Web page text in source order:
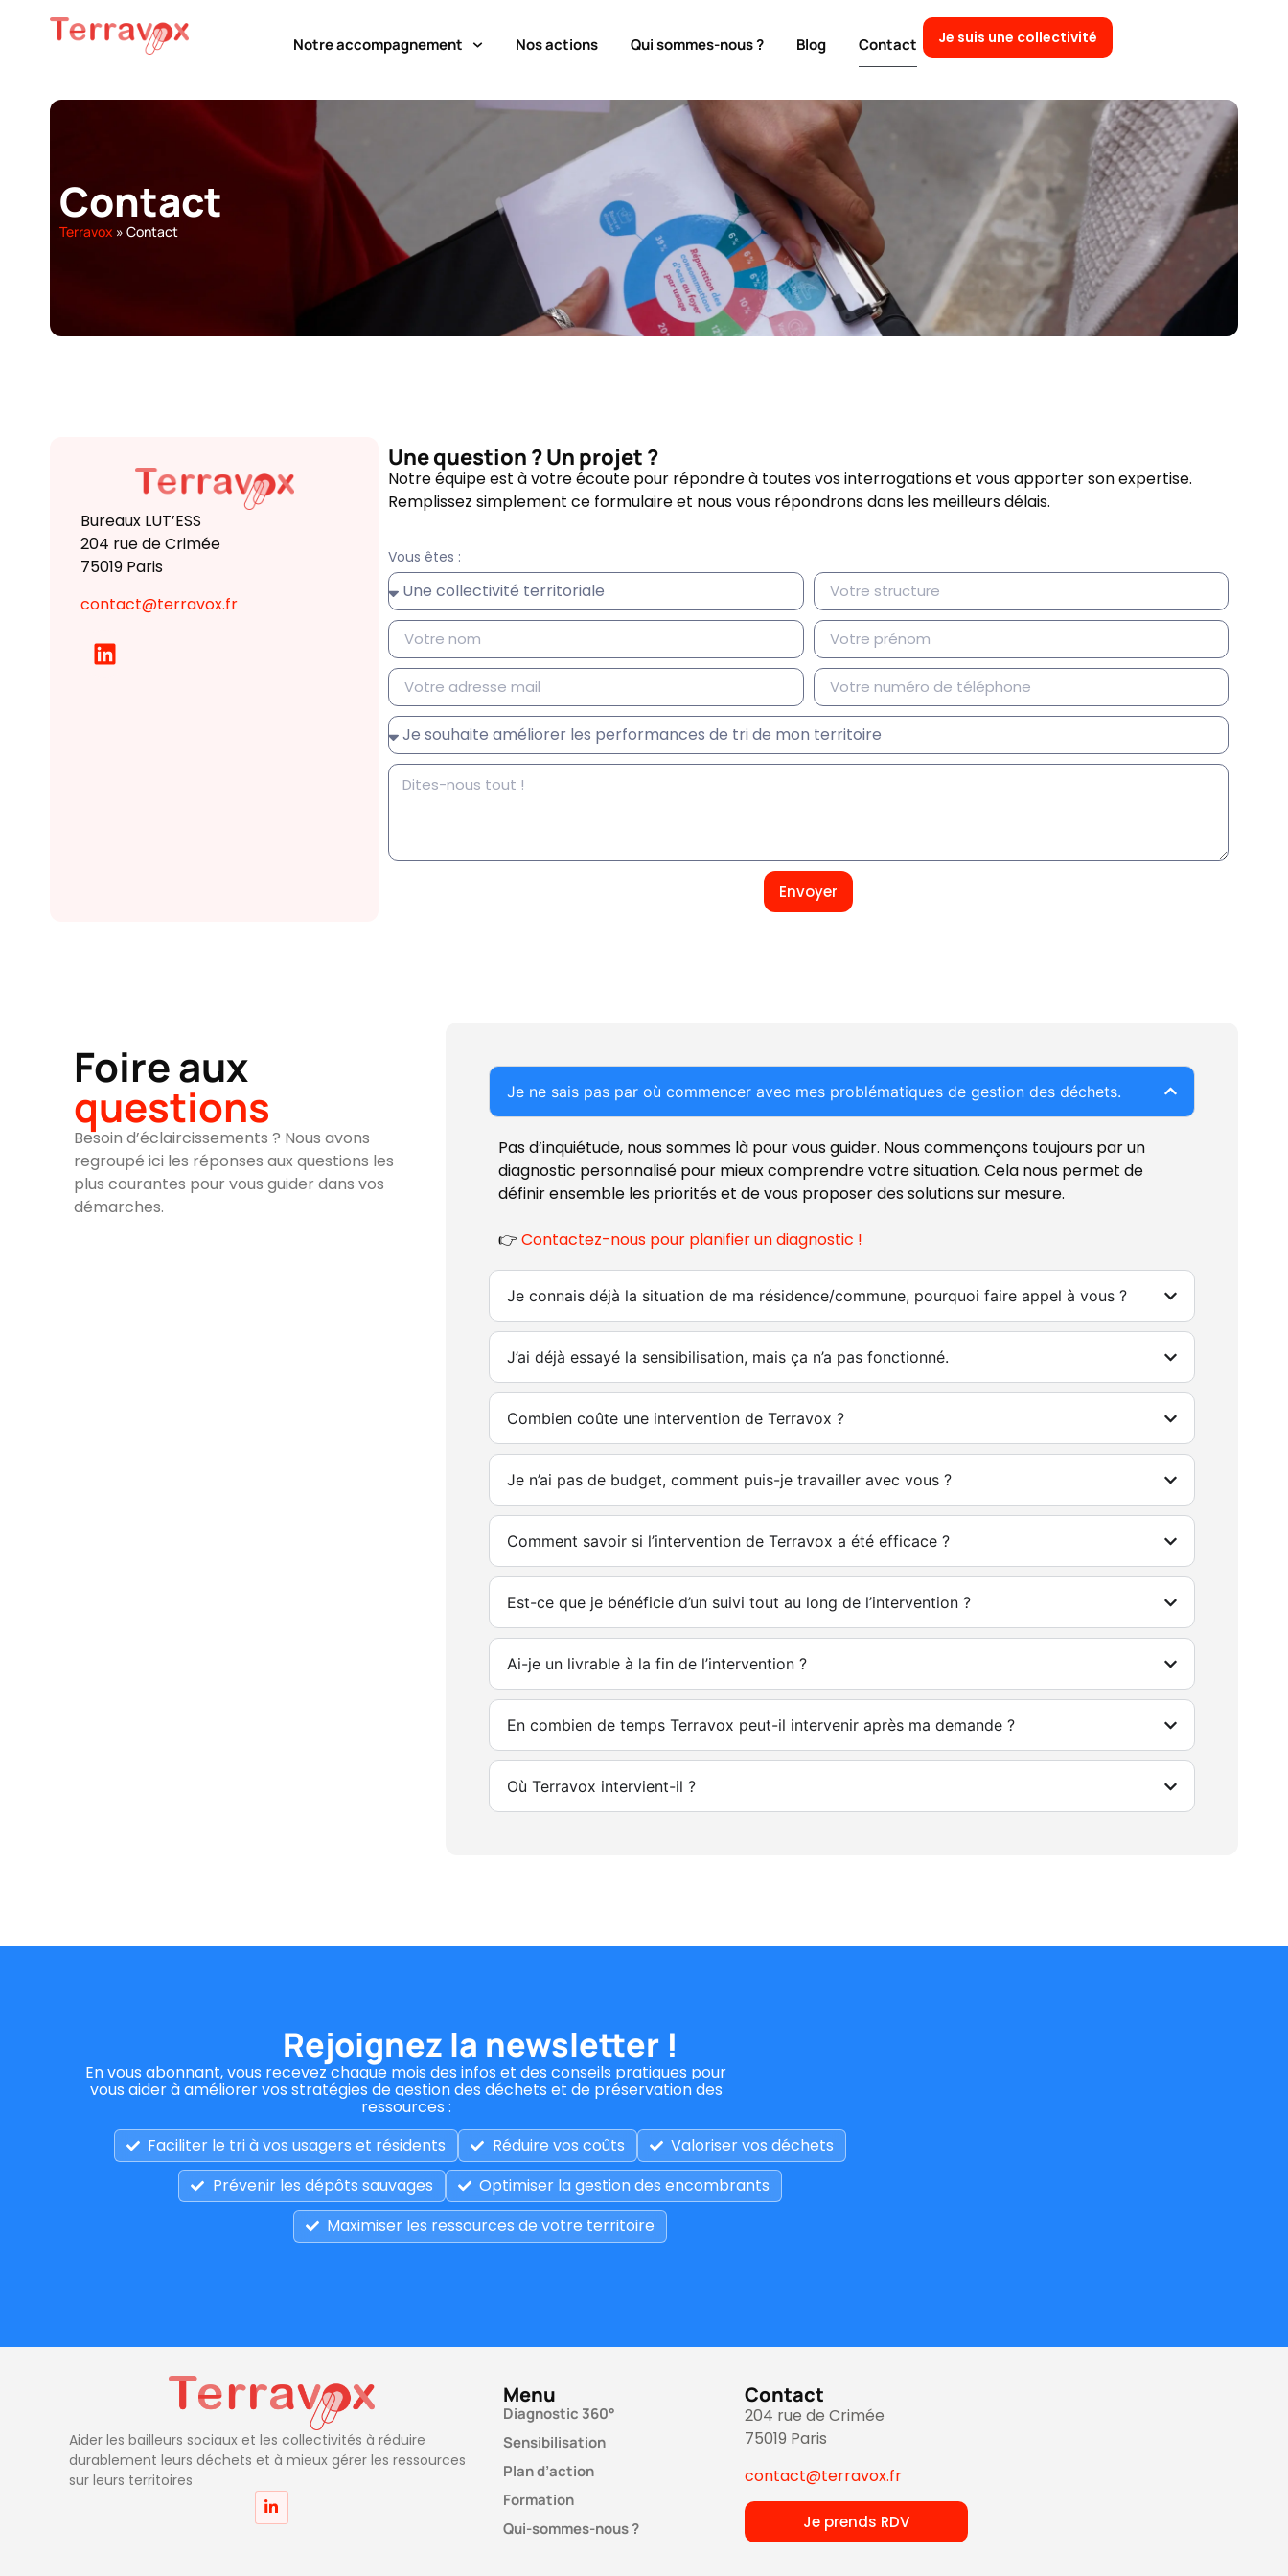
Notre accompagnement Nos actions Qui sommes-nous ? Blog Contact Je suis une collectivité
Contact
Terravox » Contact
Bureaux LUT’ESS
204 rue de Crimée
75019 Paris
contact@terravox.fr
Une question ? Un projet ?
Notre équipe est à votre écoute pour répondre à toutes vos interrogations et vous apporter son expertise.
Remplissez simplement ce formulaire et nous vous répondrons dans les meilleurs délais.
Vous êtes :
Envoyer
Foire aux
questions
Besoin d’éclaircissements ? Nous avons
regroupé ici les réponses aux questions les
plus courantes pour vous guider dans vos
démarches.
Je ne sais pas par où commencer avec mes problématiques de gestion des déchets.
Pas d’inquiétude, nous sommes là pour vous guider. Nous commençons toujours par un
diagnostic personnalisé pour mieux comprendre votre situation. Cela nous permet de
définir ensemble les priorités et de vous proposer des solutions sur mesure.
👉 Contactez-nous pour planifier un diagnostic !
Je connais déjà la situation de ma résidence/commune, pourquoi faire appel à vous ?
J’ai déjà essayé la sensibilisation, mais ça n’a pas fonctionné.
Combien coûte une intervention de Terravox ?
Je n’ai pas de budget, comment puis-je travailler avec vous ?
Comment savoir si l’intervention de Terravox a été efficace ?
Est-ce que je bénéficie d’un suivi tout au long de l’intervention ?
Ai-je un livrable à la fin de l’intervention ?
En combien de temps Terravox peut-il intervenir après ma demande ?
Où Terravox intervient-il ?
Rejoignez la newsletter !
En vous abonnant, vous recevez chaque mois des infos et des conseils pratiques pour
vous aider àaméliorer vos stratégies de gestion des déchets et de préservation des
ressources :
Faciliter le tri à vos usagers et résidents
Réduire vos coûts
Valoriser vos déchets
Prévenir les dépôts sauvages
Optimiser la gestion des encombrants
Maximiser les ressources de votre territoire
Aider les bailleurs sociaux et les collectivités à réduire
durablement leurs déchets et à mieux gérer les ressources
sur leurs territoires
Menu
Diagnostic 360°
Sensibilisation
Plan d’action
Formation
Qui-sommes-nous ?
Contact
204 rue de Crimée
75019 Paris
contact@terravox.fr
Je prends RDV